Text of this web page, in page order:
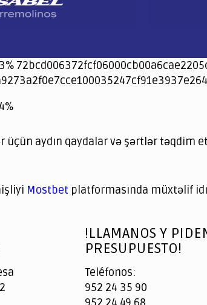
üçün aydın qaydalar və şərtlər təqdim
Mostbet platformasında müxtəlif
!LLAMANOS Y
PRESUPUESTO!
Teléfonos:
952 24 35 90